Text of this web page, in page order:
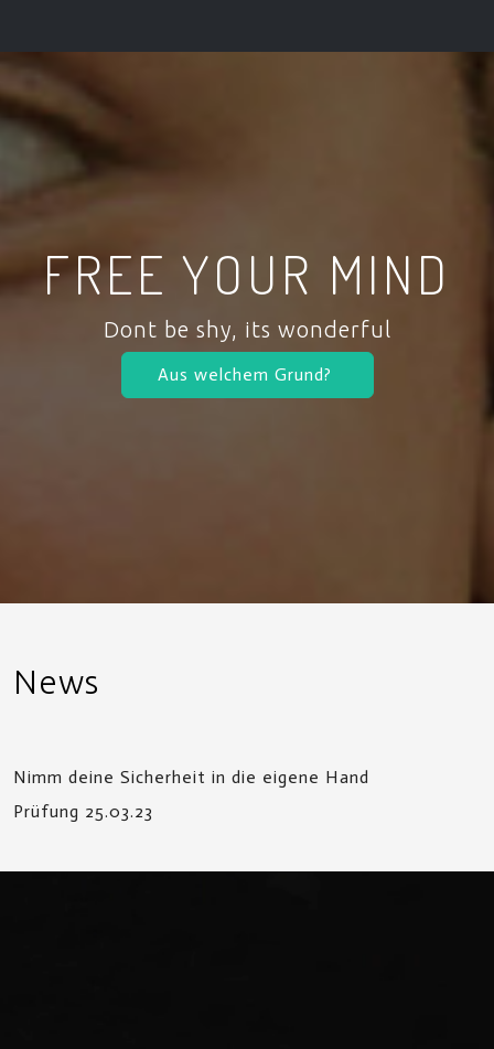
FREE YOUR MIND
Dont be shy, its wonderful
Aus welchem Grund?
News
Nimm deine Sicherheit in die eigene Hand
Prüfung 25.03.23